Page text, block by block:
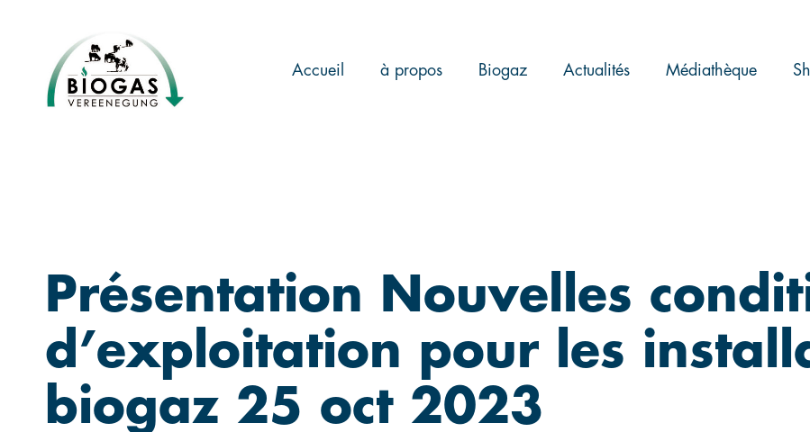
Accueil à propos Biogaz Actualités Médiathèque
Présentation Nouvelles
d’exploitation pour les
biogaz 25 oct 2023